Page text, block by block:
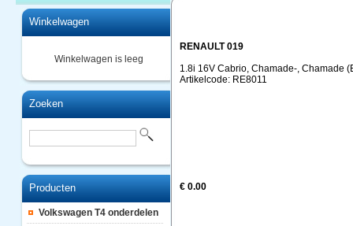
Winkelwagen
Winkelwagen is leeg
Zoeken
Producten
Volkswagen T4 onderdelen
RENAULT 019
1.8i 16V Cabrio, Chamade-, Chamade
Artikelcode: RE8011
€ 0.00